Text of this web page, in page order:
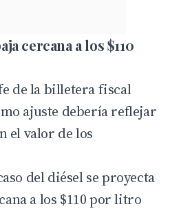
cercana a los $110
de la billetera fiscal
ajuste debería reflejar
el valor de los
del diésel se proyecta
a los $110 por litro